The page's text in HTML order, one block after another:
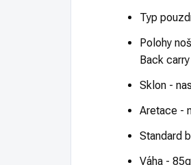
Typ
Polohy
Back
Sklon -
Aretace -
Standard
Váha - 85g